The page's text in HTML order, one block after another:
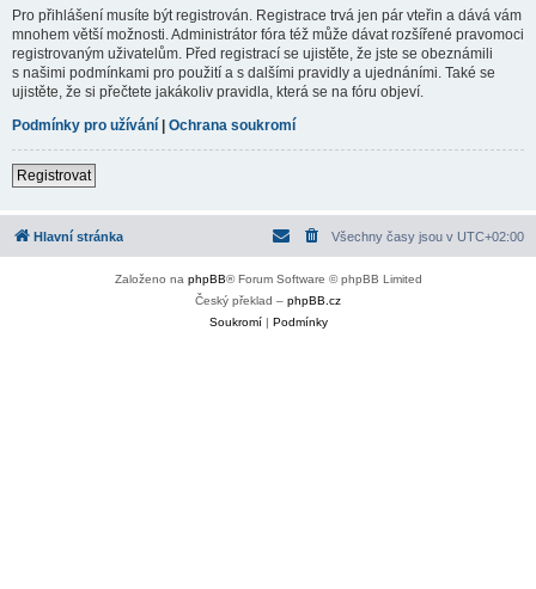
Pro přihlášení musíte být registrován. Registrace trvá jen pár vteřin a dává vám
mnohem větší možnosti. Administrátor fóra též může dávat rozšířené pravomoci
registrovaným uživatelům. Před registrací se ujistěte, že jste se obeznámili
s našimi podmínkami pro použití a s dalšími pravidly a ujednáními. Také se
ujistěte, že si přečtete jakákoliv pravidla, která se na fóru objeví.
Podmínky pro užívání | Ochrana soukromí
Registrovat
Hlavní stránka Všechny časy jsou v UTC+02:00
Založeno na phpBB® Forum Software © phpBB Limited
Český překlad – phpBB.cz
Soukromí| Podmínky